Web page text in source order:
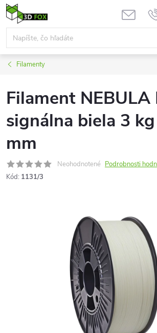
Prejsť
na
obsah
Filamenty
Filament NEBULA
signálna biela 3
mm
Neohodnotené Podrobnosti
Kód: 1131/3